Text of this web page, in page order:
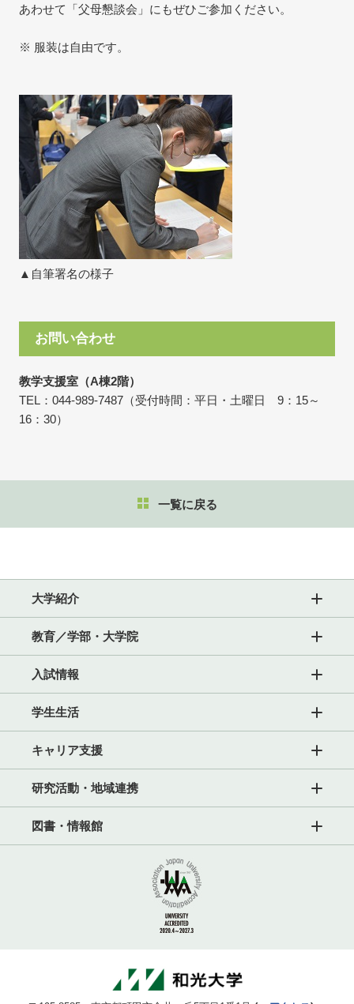
あわせて「父母懇談会」にもぜひご参加ください。
※ 服装は自由です。
▲自筆署名の様子
お問い合わせ
教学支援室（A棟2階）
TEL：044-989-7487（受付時間：平日・土曜日 9：15～
16：30）
一覧に戻る
大学紹介
教育／学部・大学院
入試情報
学生生活
キャリア支援
研究活動・地域連携
図書・情報館